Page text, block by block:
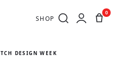
SHOP
0
DESIGN WEEK